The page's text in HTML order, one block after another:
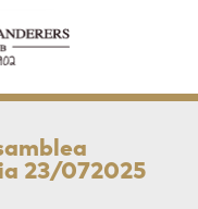
23/072025